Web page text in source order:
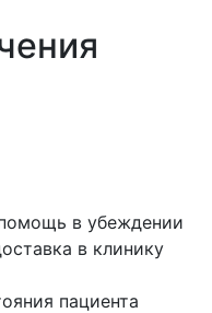
в убеждении
в клинику
пациента